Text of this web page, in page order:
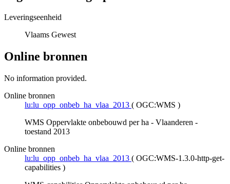
Leveringseenheid
Vlaams Gewest
Online bronnen
No information provided.
Online bronnen
lu:lu_opp_onbeb_ha_vlaa_2013 ( OGC:WMS )
WMS Oppervlakte onbebouwd per ha - Vlaanderen -
toestand 2013
Online bronnen
lu:lu_opp_onbeb_ha_vlaa_2013 ( OGC:WMS-1.3.0-http-get-
capabilities )